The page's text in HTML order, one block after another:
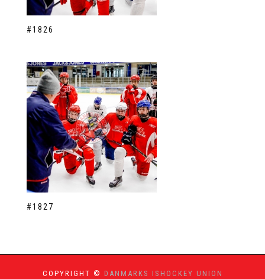
#1826
#1827
COPYRIGHT © DANMARKS ISHOCKEY UNION